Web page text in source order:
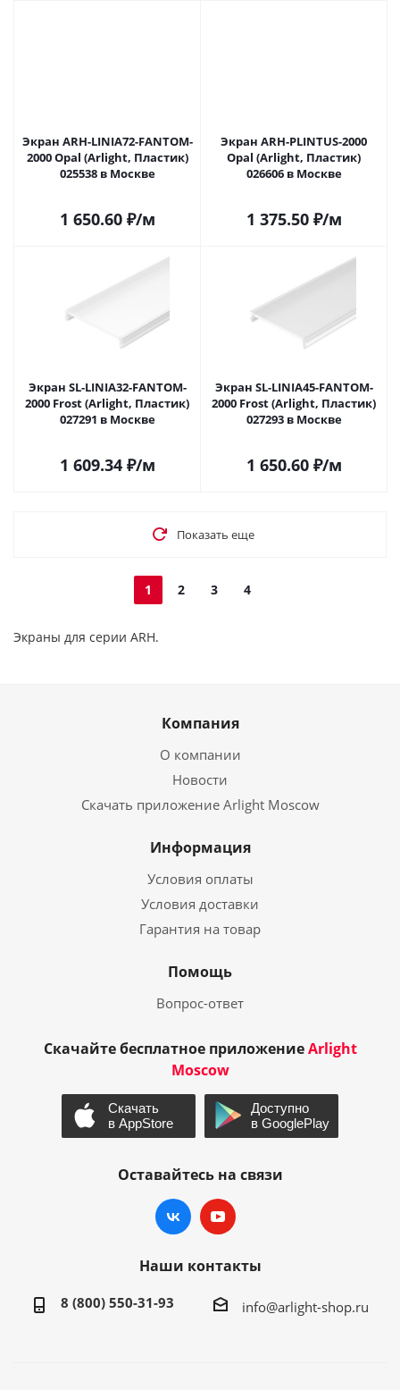
Экран ARH-LINIA72-FANTOM-
2000 Opal (Arlight, Пластик)
025538 в Москве
1 650.60₽/м
Экран ARH-PLINTUS-2000
Opal (Arlight, Пластик)
026606 в Москве
1 375.50₽/м
Экран SL-LINIA32-FANTOM-
2000 Frost (Arlight, Пластик)
027291 в Москве
1 609.34₽/м
Экран SL-LINIA45-FANTOM-
2000 Frost (Arlight, Пластик)
027293 в Москве
1 650.60₽/м
Показать еще
1 2 3 4
Экраны для серии ARH.
Компания
О компании
Новости
Скачать приложение Arlight Moscow
Информация
Условия оплаты
Условия доставки
Гарантия на товар
Помощь
Вопрос-ответ
Скачайте бесплатное приложениеArlight
Moscow
Оставайтесь на связи
Наши контакты
8 (800) 550-31-93 info@arlight-shop.ru